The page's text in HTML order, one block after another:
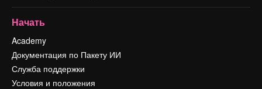
Начать
Academy
Документация по Пакету ИИ
Служба поддержки
Условия и положения